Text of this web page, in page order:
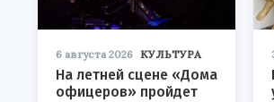
6 августа 2026 КУЛЬТУРА
На летней сцене «Дома
офицеров» пройдет